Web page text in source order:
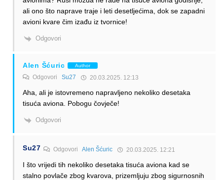
ali ono što naprave traje i leti desetljećima, dok se zapadni
avioni kvare čim izađu iz tvornice!
Odgovori
Alen Šćuric Author
Odgovori Su27 20.03.2025. 12:13
Aha, ali je istovremeno napravljeno nekoliko desetaka
tisuća aviona. Pobogu čovječe!
Odgovori
Su27 Odgovori Alen Šćuric 20.03.2025. 12:21
I što vrijedi tih nekoliko desetaka tisuća aviona kad se
stalno povlače zbog kvarova, prizemljuju zbog sigurnosnih